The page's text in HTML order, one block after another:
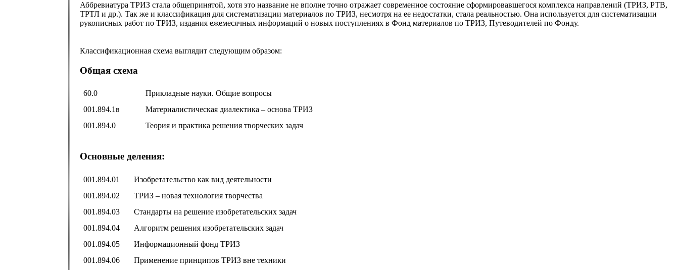
Аббревиатура ТРИЗ стала общепринятой, хотя это название не вполне точно отражает современное состояние сформировавшегося комплекса направлений (ТРИЗ, РТВ,
ТРТЛ и др.). Так же и классификация для систематизации материалов по ТРИЗ, несмотря на ее недостатки, стала реальностью. Она используется для систематизации
рукописных работ по ТРИЗ, издания ежемесячных информаций о новых поступлениях в Фонд материалов по ТРИЗ, Путеводителей по Фонду.
Классификационная схема выглядит следующим образом:
Общая схема
60.0
Прикладные науки. Общие вопросы
001.894.1в
Материалистическая диалектика – основа ТРИЗ
001.894.0
Теория и практика решения творческих задач
Основные деления:
001.894.01
Изобретательство как вид деятельности
001.894.02
ТРИЗ – новая технология творчества
001.894.03
Стандарты на решение изобретательских задач
001.894.04
Алгоритм решения изобретательских задач
001.894.05
Информационный фонд ТРИЗ
001.894.06
Применение принципов ТРИЗ вне техники